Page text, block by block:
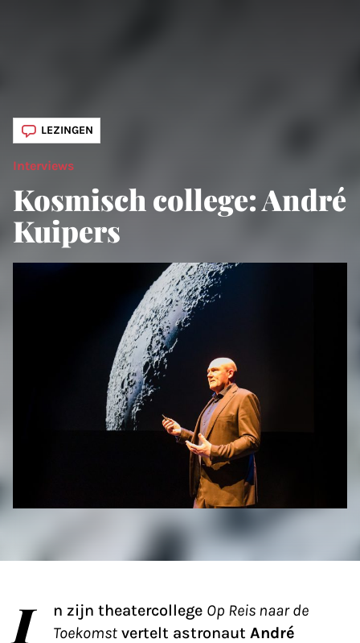
LEZINGEN
Interviews
Kosmisch college: André
Kuipers
I n zijn theatercollege Op Reis naar de
Toekomst vertelt astronaut André